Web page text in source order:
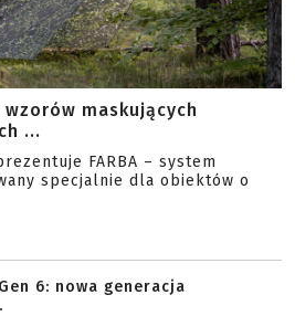
wzorów maskujących
...
FARBA – system
specjalnie dla obiektów o
6: nowa generacja